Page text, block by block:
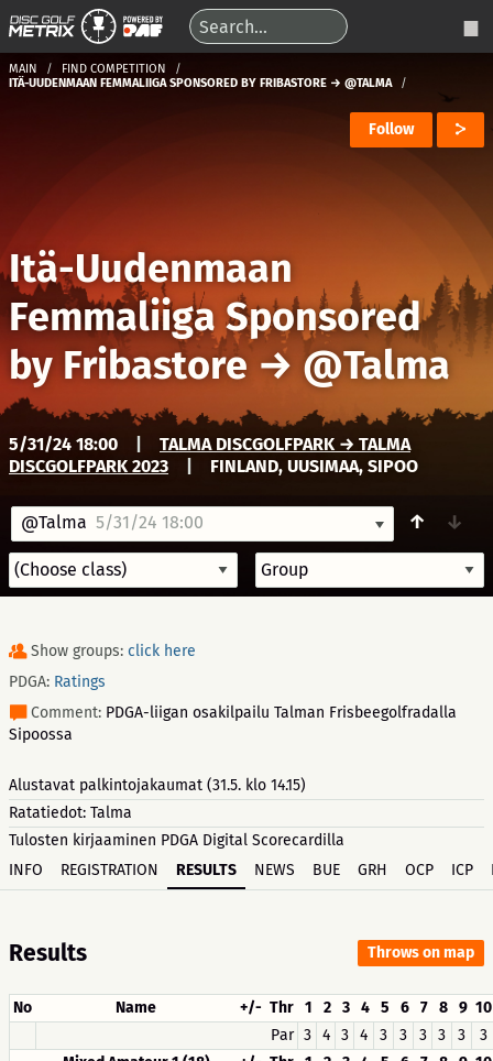
MAIN
FIND COMPETITION
ITÄ-UUDENMAAN FEMMALIIGA SPONSORED BY FRIBASTORE → @TALMA
Follow
Itä-Uudenmaan
Femmaliiga Sponsored
by Fribastore→ @Talma
5/31/24 18:00
TALMA DISCGOLFPARK → TALMA
DISCGOLFPARK 2023
FINLAND, UUSIMAA, SIPOO
@Talma 5/31/24 18:00 ↑ ↓
Show groups: click here
PDGA: Ratings
Comment: PDGA-liigan osakilpailu Talman Frisbeegolfradalla
Sipoossa
Alustavat palkintojakaumat (31.5. klo 14.15)
Ratatiedot: Talma
Tulosten kirjaaminen PDGA Digital Scorecardilla
INFO
REGISTRATION RESULTS NEWS BUE GRH OCP ICP
Results Throws on map
No Name +/- Thr 1 2 3 4 5 6 7 8 9 10
Par 3 4 3 4 3 3 3 3 3
3